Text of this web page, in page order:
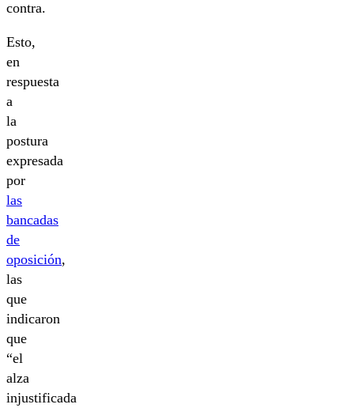
contra.
Esto,
en
respuesta
a
la
postura
expresada
por
las
bancadas
de
oposición,
las
que
indicaron
que
“el
alza
injustificada